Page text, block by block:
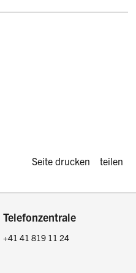
Diese Seite
Seite drucken teilen
Telefonzentrale
+41 41 819 11 24